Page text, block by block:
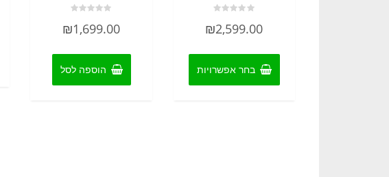
0
₪2,599.00
בחר אפשרויות
למוצר
0
₪1,699.00
הוספה לסל